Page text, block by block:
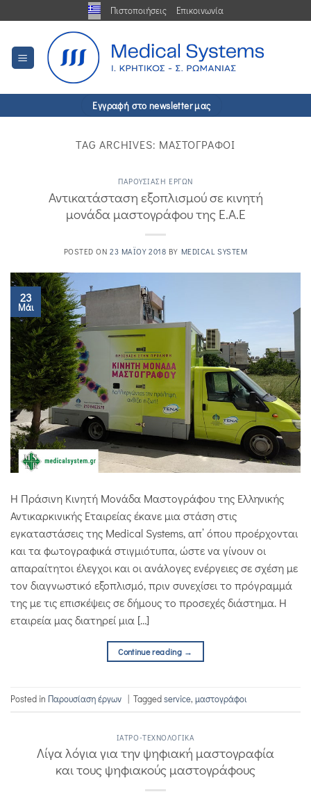
στο
περιεχόμενο
Πιστοποιήσεις Επικοινωνία
Εγγραφή στο newsletter μας
TAG ARCHIVES: ΜΑΣΤΟΓΡΆΦΟΙ
ΠΑΡΟΥΣΊΑΣΗ ΈΡΓΩΝ
Αντικατάσταση εξοπλισμού σε κινητή
μονάδα μαστογράφου της Ε.Α.Ε
POSTED ON23 ΜΑΪ́ΟΥ 2018 BY MEDICAL SYSTEM
23
Μάι
Η Πράσινη Κινητή Μονάδα Μαστογράφου της Ελληνικής
Αντικαρκινικής Εταιρείας έκανε μια στάση στις
εγκαταστάσεις της Medical Systems, απ’ όπου προέρχονται
και τα φωτογραφικά στιγμιότυπα, ώστε να γίνουν οι
απαραίτητοι έλεγχοι και οι ανάλογες ενέργειες σε σχέση με
τον διαγνωστικό εξοπλισμό, πριν συνεχίσει το πρόγραμμά
της με τις επισκέψεις σε δήμους το προσεχές διάστημα. Η
εταιρεία μας διατηρεί μια […]
Continue reading →
Posted in Παρουσίαση έργων Taggedservice, μαστογράφοι
IΑΤΡΌ-ΤΕΧΝΟΛΟΓΙΚΆ
Λίγα λόγια για την ψηφιακή μαστογραφία
και τους ψηφιακούς μαστογράφους